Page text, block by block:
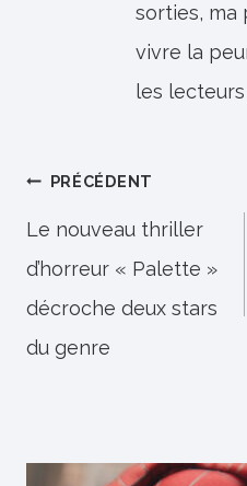
sorties, ma
vivre la
les
Navigation
de
l’article
PRÉCÉDENT
Le nouveau thriller
d’horreur « Palette »
décroche deux stars
du genre